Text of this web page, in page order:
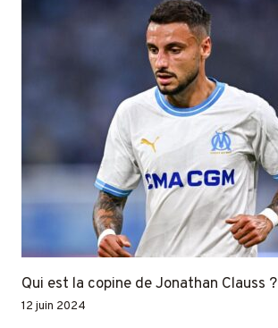
Qui est la copine de Jonathan Clauss ?
12 juin 2024